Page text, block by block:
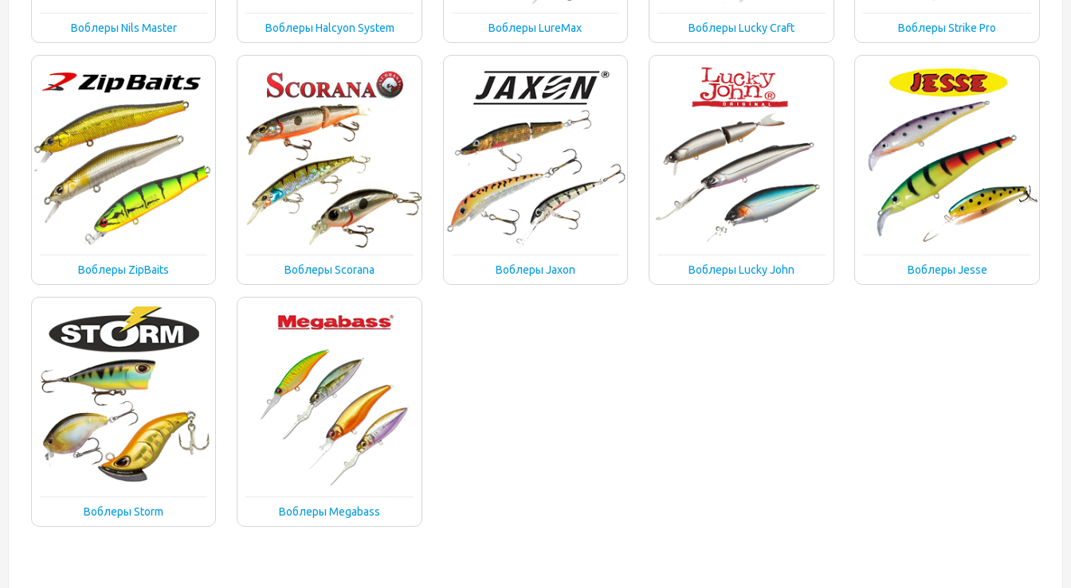
Воблеры Nils Master Воблеры Halcyon System Воблеры LureMax Воблеры Lucky Craft Воблеры Strike Pro
Воблеры ZipBaits Воблеры Scorana Воблеры Jaxon Воблеры Lucky John Воблеры Jesse
Воблеры Storm Воблеры Megabass